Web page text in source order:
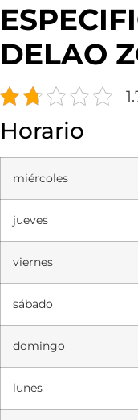
DELAO
Horario
miércoles
jueves
viernes
sábado
domingo
lunes